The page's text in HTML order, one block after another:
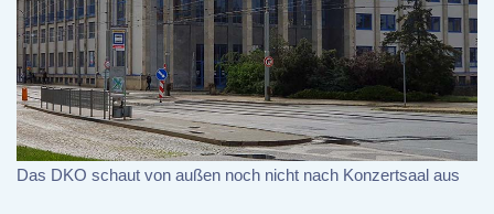
Das DKO schaut von außen noch nicht nach Konzertsaal aus